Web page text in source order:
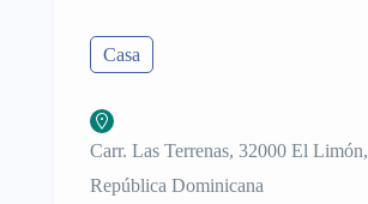
Casa
Carr. Las Terrenas, 32000 El Limón,
República Dominicana